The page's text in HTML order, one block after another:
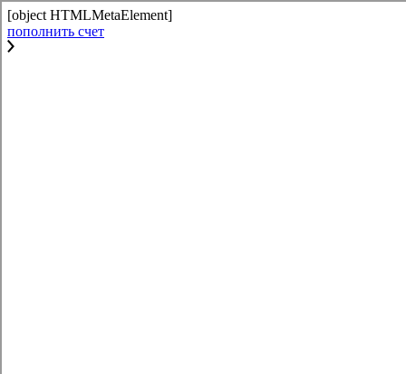
[object HTMLMetaElement]
пополнить счет